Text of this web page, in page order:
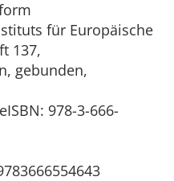
für Europäische
137,
gebunden,
978-3-666-